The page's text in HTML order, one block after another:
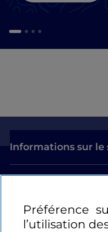
Informations sur le
Se connecter
Préférence
l’utilisation